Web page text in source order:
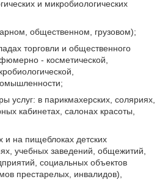
и микробиологических
общественном, грузовом);
торговли и общественного
- косметической,
услуг: в парикмахерских, соляриях,
кабинетах, салонах красоты,
и на пищеблоках детских
учебных заведений, общежитий,
социальных объектов
престарелых, инвалидов),